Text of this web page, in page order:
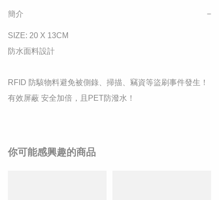
簡介 −
SIZE: 20 X 13CM
防水面料設計
RFID 防駭物料避免被側錄、掃描、竊資等盜刷事件發生！
有效屏蔽 安全加倍，且PET防潑水！
你可能感興趣的商品